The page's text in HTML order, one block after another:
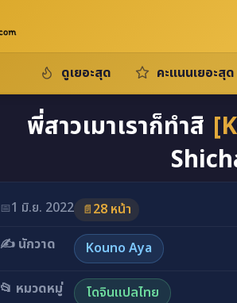
ดูเยอะสุด คะแนนเยอะสุด
พี่สาวเมาเราก็ทำสิ
📅1 มิ.ย. 2022 📄28 หน้า
✍️ นักวาด
Kouno Aya
📂 หมวดหมู่ โดจินแปลไทย